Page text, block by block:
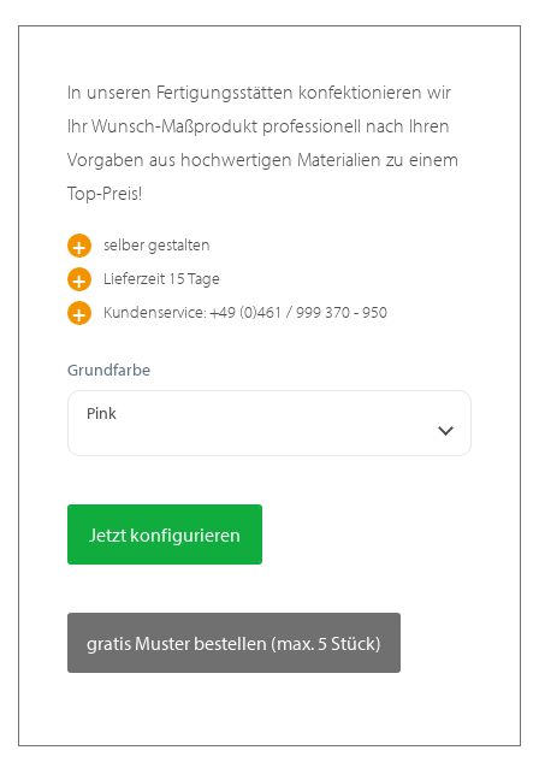
In unseren Fertigungsstätten konfektionieren wir
Ihr Wunsch-Maßprodukt professionell nach Ihren
Vorgaben aus hochwertigen Materialien zu einem
Top-Preis!
selber gestalten
Lieferzeit 15 Tage
Kundenservice: +49 (0)461 / 999 370 - 950
Grundfarbe
Pink
Jetzt konfigurieren
gratis Muster bestellen (max. 5 Stück)